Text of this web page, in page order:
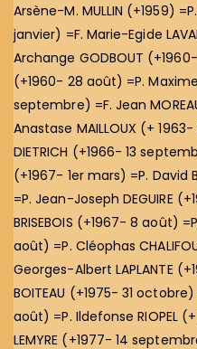
Arsène-M. MULLIN (+1959)
janvier) =F. Marie-Egide
Archange GODBOUT (+1960-
(+1960- 28 août) =P.
septembre) =F. Jean
Anastase MAILLOUX (+
DIETRICH (+1966- 13
(+1967- 1er mars) =P. David
=P. Jean-Joseph DEGUIRE
BRISEBOIS (+1967- 8 août)
août) =P. Cléophas
Georges-Albert LAPLANTE
BOITEAU (+1975- 31
août) =P. Ildefonse RIOPEL
LEMYRE (+1977- 14